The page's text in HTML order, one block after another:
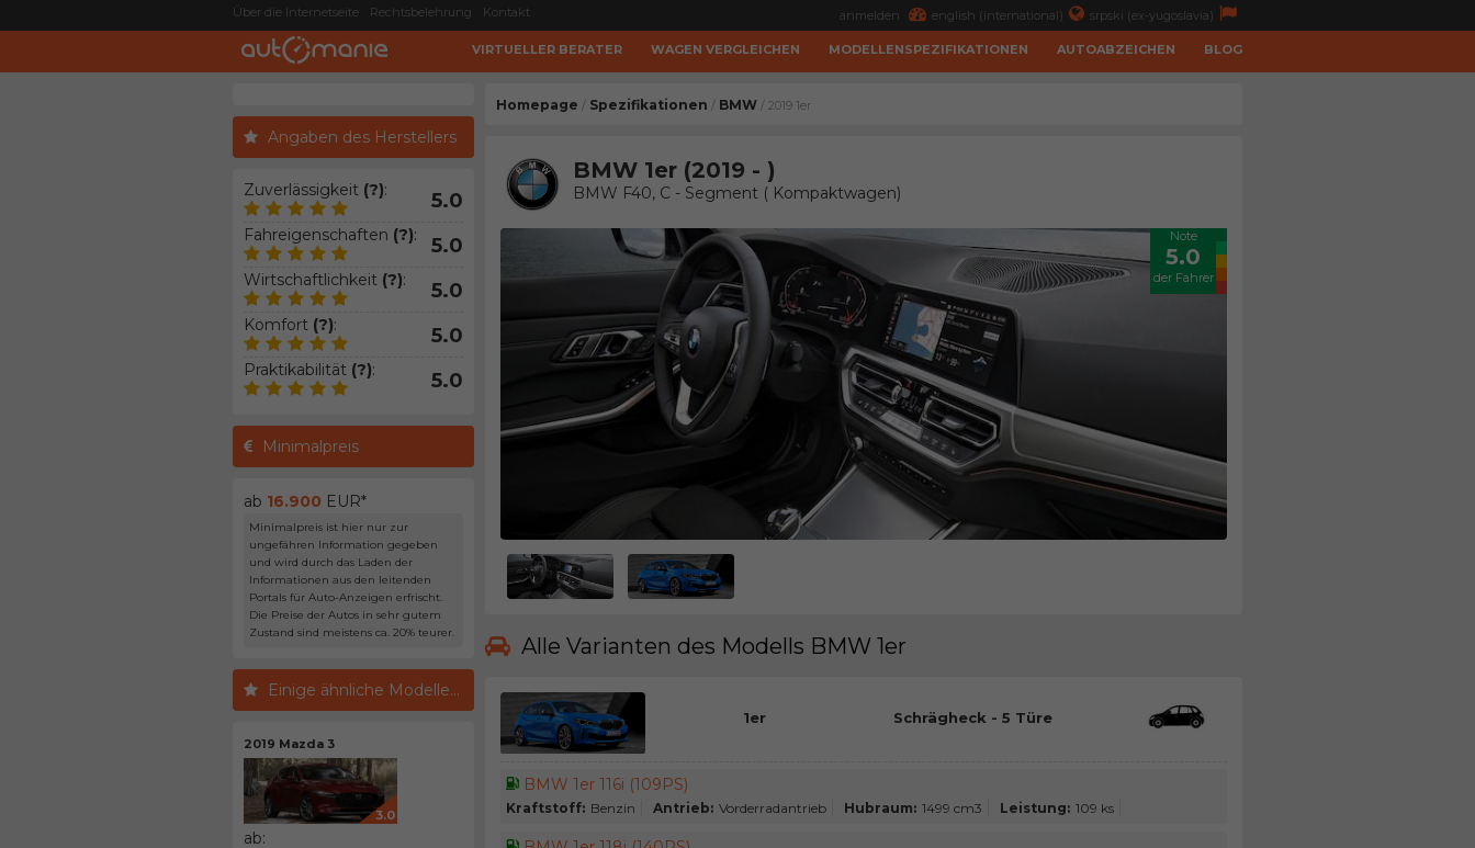
Über die Internetseite Rechtsbelehrung Kontakt anmelden english (international) srpski (ex-yugoslavia)
VIRTUELLER BERATER WAGEN VERGLEICHEN MODELLENSPEZIFIKATIONEN AUTOABZEICHEN BLOG
Angaben des Herstellers
Zuverlässigkeit (?): 5.0
Fahreigenschaften (?): 5.0
Wirtschaftlichkeit (?): 5.0
Komfort (?): 5.0
Praktikabilität (?): 5.0
Minimalpreis
ab 16.900 EUR*
Minimalpreis ist hier nur zur
ungefähren Information gegeben
und wird durch das Laden der
Informationen aus den leitenden
Portals für Auto-Anzeigen erfrischt.
Die Preise der Autos in sehr gutem
Zustand sind meistens ca. 20% teurer.
Einige ähnliche Modelle...
2019 Mazda 3
3.0
ab:
Homepage / Spezifikationen / BMW / 2019 1er
BMW 1er (2019 - )
BMW F40, C - Segment ( Kompaktwagen)
Note
5.0
der Fahrer
Alle Varianten des Modells BMW 1er
1er Schrägheck - 5 Türe
BMW 1er 116i (109PS)
Kraftstoff: Benzin Antrieb: Vorderradantrieb Hubraum: 1499 cm3 Leistung: 109 ks